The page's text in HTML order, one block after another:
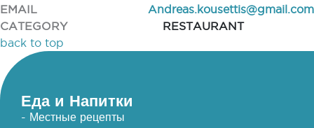
EMAIL
Andreas.kousettis@gmail.com
CATEGORY
RESTAURANT
back to top
Еда и Напитки
- Местные рецепты